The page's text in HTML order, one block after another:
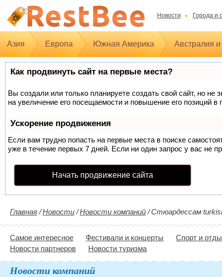
Новости Города и
Азия Европа Южная Америка Австралия
Как продвинуть сайт на первые места?
Вы создали или только планируете создать свой сайт, но
на увеличение его посещаемости и повышение его позиций в
Ускорение продвижения
Если вам трудно попасть на первые места в поиске
уже в течение первых 7 дней. Если ни один запрос у вас не
Начать продвижение сайта
Главная /Новости /Новости компаний /Стюардессам
Самое интересное Фестивали и концерты
Спорт и
Новости партнеров
Новости туризма
Новости компаний